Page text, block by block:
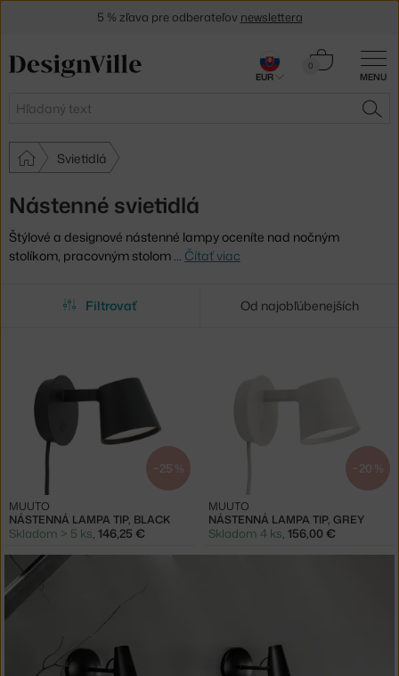
MENU
Hľadať
0
Košík
Svietidlá
Nástenné svietidlá
Štýlové a designové nástenné lampy oceníte nad nočným
stolíkom, pracovným stolom … Čítať viac
Filtrovať Od najobľúbenejších
−25 %
NÁSTENNÁ LAMPA TIP, BLACK
MUUTO
Skladom > 5 ks, 146,25 €
−20 %
NÁSTENNÁ LAMPA TIP, GREY
MUUTO
Skladom 4 ks, 156,00 €
5 % zľava pre odberateľov newslettera
EUR